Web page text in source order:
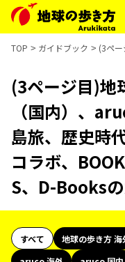
TOP ガイドブック (3ペ
(3ページ目)地
（国内）、
島旅、歴史時
コラボ、
S、D-Books
すべて 地球の歩き方 海